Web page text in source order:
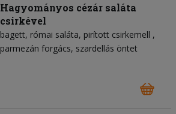
Hagyományos cézár saláta
csirkével
bagett római saláta pirított csirkemell
parmezán forgács szardellás öntet